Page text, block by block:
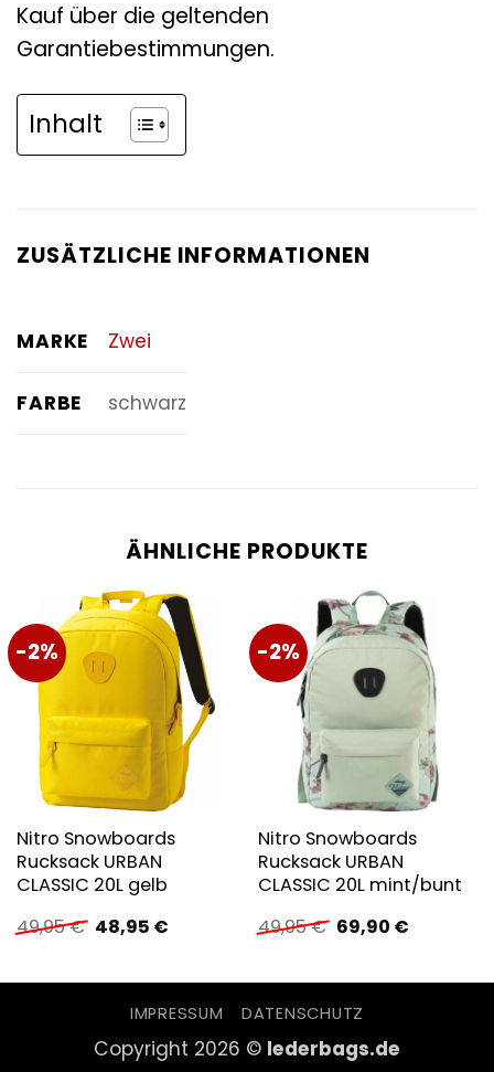
Kauf über die geltenden
Garantiebestimmungen.
Inhalt
ZUSÄTZLICHE INFORMATIONEN
MARKE Zwei
FARBE schwarz
ÄHNLICHE PRODUKTE
-2%
Nitro Snowboards
Rucksack URBAN
CLASSIC 20L gelb
49,95€ Ursprünglicher
Preis
49,95 €
48,95 €Aktueller
48,95 €.
-2%
Nitro Snowboards
Rucksack URBAN
CLASSIC 20L mint/bunt
49,95€ Ursprünglicher
Preis
49,95 €
69,90 €Aktueller
69,90 €.
IMPRESSUM DATENSCHUTZ
Copyright 2026 © lederbags.de